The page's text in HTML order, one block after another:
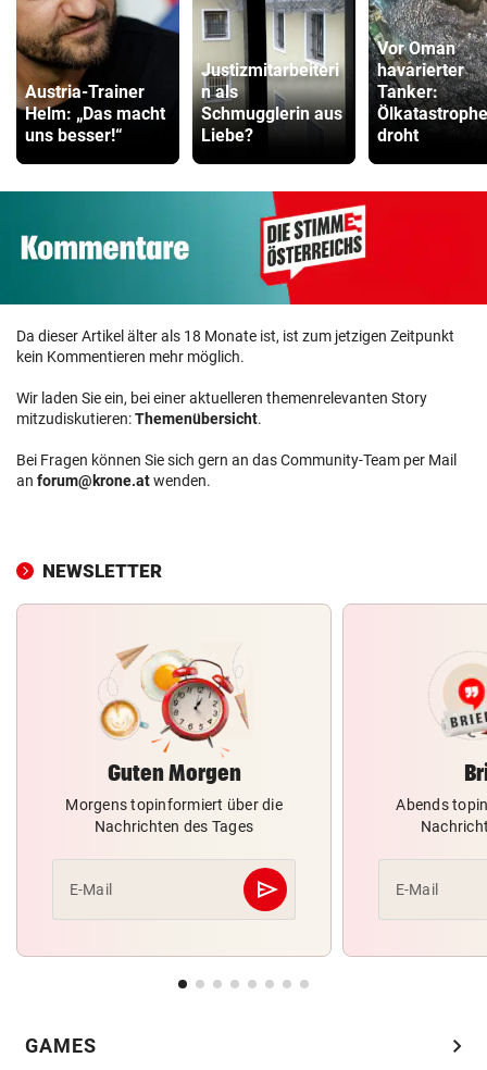
Austria-Trainer
Helm: „Das macht
uns besser!“
Justizmitarbeiteri
n als
Schmugglerin aus
Liebe?
Vor Oman
havarierter
Tanker:
Ölkatastrophe
droht
Da dieser Artikel älter als 18 Monate ist, ist zum jetzigen Zeitpunkt
kein Kommentieren mehr möglich.
Wir laden Sie ein, bei einer aktuelleren themenrelevanten Story
mitzudiskutieren:Themenübersicht.
Bei Fragen können Sie sich gern an das Community-Team per Mail
an forum@krone.atwenden.
NEWSLETTER
Guten Morgen
Morgens topinformiert über die
Nachrichten des Tages
E-Mail send
Abschicken
Abends
E-Mail
GAMES chevron_right